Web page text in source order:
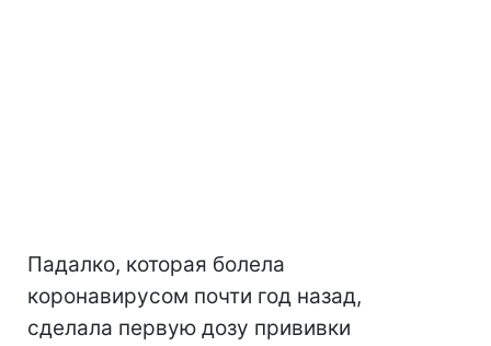
Падалко, которая болела
коронавирусом почти год назад,
сделала первую дозу прививки